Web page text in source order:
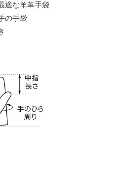
適な羊革手袋
の手袋